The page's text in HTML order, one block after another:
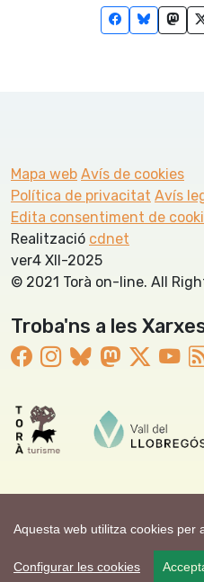
Aquesta web utilitza cookies per
Configurar les cookies
Mapa web Avís de cookies
Política de privacitat Avís
Edita consentiment de
Realització cdnet
ver4 XII-2025
© 2021 Torà on-line. All
Troba'ns a les